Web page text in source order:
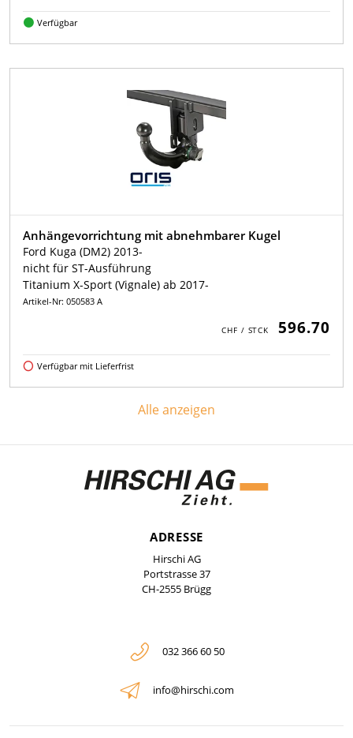
Verfügbar
Anhängevorrichtung mit abnehmbarer Kugel
Ford Kuga (DM2) 2013-
nicht für ST-Ausführung
Titanium X-Sport (Vignale) ab 2017-
Artikel-Nr: 050583 A
596.70
Verfügbar mit Lieferfrist
Alle anzeigen
ADRESSE
Hirschi AG
Portstrasse 37
CH-2555 Brügg
032 366 60 50
info@hirschi.com